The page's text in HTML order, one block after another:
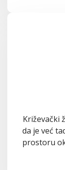
Križevački
da je već
prostoru